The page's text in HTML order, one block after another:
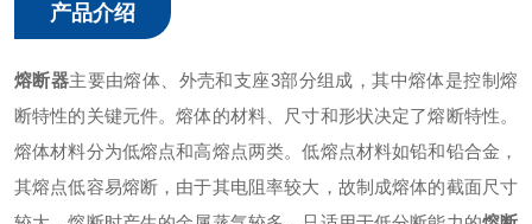
产品介绍
熔断器主要由熔体、外壳和支座3部分组成，其中熔体是控制熔
断特性的关键元件。熔体的材料、尺寸和形状决定了熔断特性。
熔体材料分为低熔点和高熔点两类。低熔点材料如铅和铅合金，
其熔点低容易熔断，由于其电阻率较大，故制成熔体的截面尺寸